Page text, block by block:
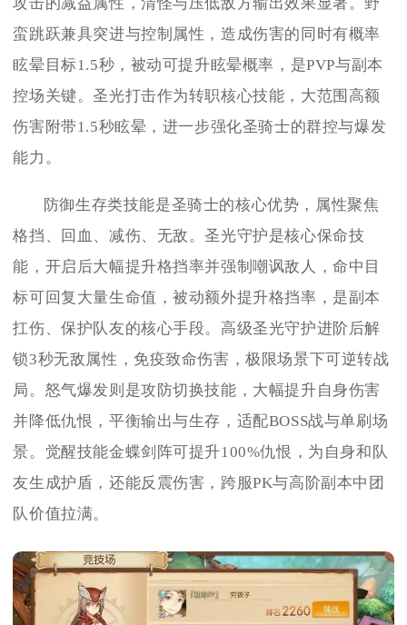
蛮跳跃兼具突进与控制属性，造成伤害的同时有概率
眩晕目标1.5秒，被动可提升眩晕概率，是PVP与副本
控场关键。圣光打击作为转职核心技能，大范围高额
伤害附带1.5秒眩晕，进一步强化圣骑士的群控与爆发
能力。
防御生存类技能是圣骑士的核心优势，属性聚焦
格挡、回血、减伤、无敌。圣光守护是核心保命技
能，开启后大幅提升格挡率并强制嘲讽敌人，命中目
标可回复大量生命值，被动额外提升格挡率，是副本
扛伤、保护队友的核心手段。高级圣光守护进阶后解
锁3秒无敌属性，免疫致命伤害，极限场景下可逆转战
局。怒气爆发则是攻防切换技能，大幅提升自身伤害
并降低仇恨，平衡输出与生存，适配BOSS战与单刷场
景。觉醒技能金蝶剑阵可提升100%仇恨，为自身和队
友生成护盾，还能反震伤害，跨服PK与高阶副本中团
队价值拉满。